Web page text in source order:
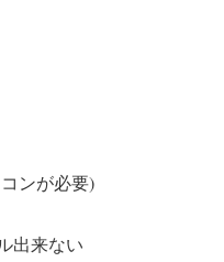
ンが必要)
出来ない